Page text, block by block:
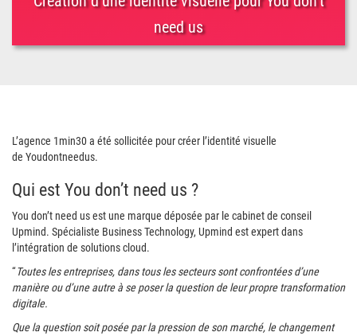
need us
L’agence 1min30 a été sollicitée pour créer l’identité visuelle
de Youdontneedus.
Qui est You don’t need us ?
You don’t need us est une marque déposée par le cabinet de conseil
Upmind. Spécialiste Business Technology, Upmind est expert dans
l’intégration de solutions cloud.
“Toutes les entreprises, dans tous les secteurs sont confrontées d’une
manière ou d’une autre à se poser la question de leur propre transformation
digitale.
Que la question soit posée par la pression de son marché, le changement